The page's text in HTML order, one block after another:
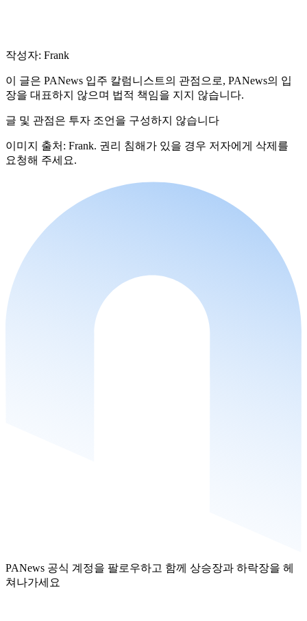
작성자: Frank
이 글은 PANews 입주 칼럼니스트의 관점으로, PANews의 입
장을 대표하지 않으며 법적 책임을 지지 않습니다.
글 및 관점은 투자 조언을 구성하지 않습니다
이미지 출처: Frank. 권리 침해가 있을 경우 저자에게 삭제를
요청해 주세요.
PANews 공식 계정을 팔로우하고 함께 상승장과 하락장을 헤
쳐나가세요